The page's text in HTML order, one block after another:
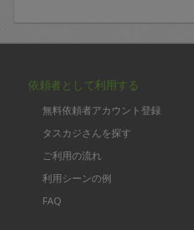
依頼者として利用する
無料依頼者アカウント登録
タスカジさんを探す
ご利用の流れ
利用シーンの例
FAQ